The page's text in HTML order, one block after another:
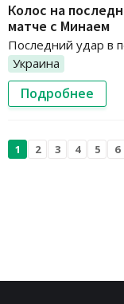
Колос на
матче с Минаем
Последний удар в
Украина
Подробнее
1 2 3 4 5 6